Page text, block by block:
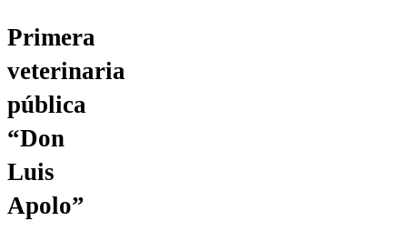
Primera
veterinaria
pública
“Don
Luis
Apolo”